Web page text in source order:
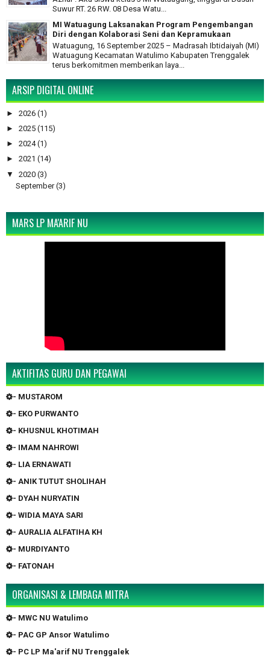
Suwur RT. 26 RW. 08 Desa Watu...
MI Watuagung Laksanakan Program Pengembangan
Diri dengan Kolaborasi Seni dan Kepramukaan
Watuagung, 16 September 2025 – Madrasah Ibtidaiyah (MI)
Watuagung Kecamatan Watulimo Kabupaten Trenggalek
terus berkomitmen memberikan laya...
ARSIP DIGITAL ONLINE
► 2026 (1)
► 2025 (115)
► 2024 (1)
► 2021 (14)
▼
2020 (3)
September (3)
MARS LP MA'ARIF NU
AKTIFITAS GURU DAN PEGAWAI
- MUSTAROM
- EKO PURWANTO
- KHUSNUL KHOTIMAH
- IMAM NAHROWI
- LIA ERNAWATI
- ANIK TUTUT SHOLIHAH
- DYAH NURYATIN
- WIDIA MAYA SARI
- AURALIA ALFATIHA KH
- MURDIYANTO
- FATONAH
ORGANISASI & LEMBAGA MITRA
- MWC NU Watulimo
- PAC GP Ansor Watulimo
- PC LP Ma'arif NU Trenggalek